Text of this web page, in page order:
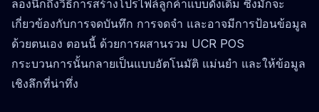
ลองนึกถึงวิธีการสร้างโปรไฟล์ลูกค้าแบบดั้งเดิม ซึ่งมักจะ
เกี่ยวข้องกับการจดบันทึก การจดจำ และอาจมีการป้อนข้อมูล
ด้วยตนเอง ตอนนี้ ด้วยการผสานรวม UCR POS
กระบวนการนั้นกลายเป็นแบบอัตโนมัติ แม่นยำ และให้ข้อมูล
เชิงลึกที่น่าทึ่ง